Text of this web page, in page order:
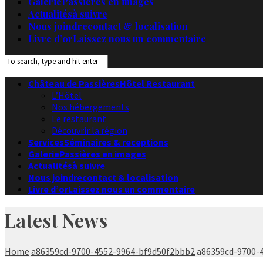
Actualitésà suivre
Nous joindrecontact & localisation
Livre d’orLaissez nous un commentaire
Château de PassièresHôtel Restaurant
L’Hôtel
Nos hébergements
Le restaurant
Découvrir la région
ServicesSéminaires & receptions
GaleriePassières en images
Actualitésà suivre
Nous joindrecontact & localisation
Livre d’orLaissez nous un commentaire
Latest News
Home a86359cd-9700-4552-9964-bf9d50f2bbb2 a86359cd-